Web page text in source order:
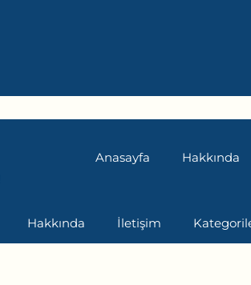
Anasayfa Hakkında
Hakkında İletişim